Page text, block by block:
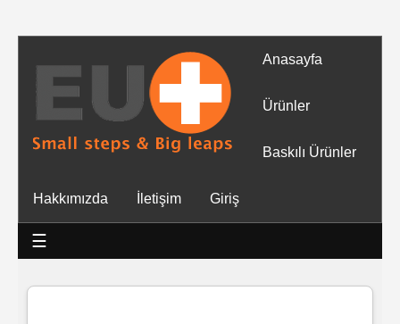
Anasayfa
Ürünler
Baskılı Ürünler
Hakkımızda İletişim Giriş
☰
Tüm
Ürünler
Mendiller
Baskılı
Islak